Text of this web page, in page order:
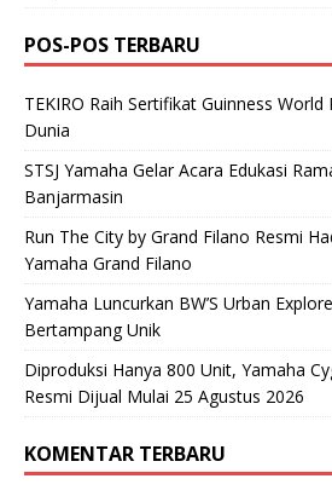
POS-POS TERBARU
TEKIRO Raih Sertifikat Guinness
Dunia
STSJ Yamaha Gelar Acara Edukasi
Banjarmasin
Run The City by Grand Filano Resmi
Yamaha Grand Filano
Yamaha Luncurkan BW’S Urban
Bertampang Unik
Diproduksi Hanya 800 Unit, Yamaha
Resmi Dijual Mulai 25 Agustus 2026
KOMENTAR TERBARU